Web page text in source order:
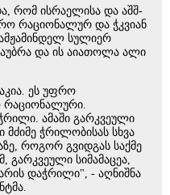
რომ ისრაელისა და აშშ-
რაციონალურ და ჭკვიან
სულიერ
და ის აიათოლა ალი
ეს უფრო
ამაში გარკვეული
მძიმე ჭრილობისას სხვა
როგორ გვიდგას საქმე
გარკვეული სიმამაცეა,
დაჭრილი", - აღნიშნა